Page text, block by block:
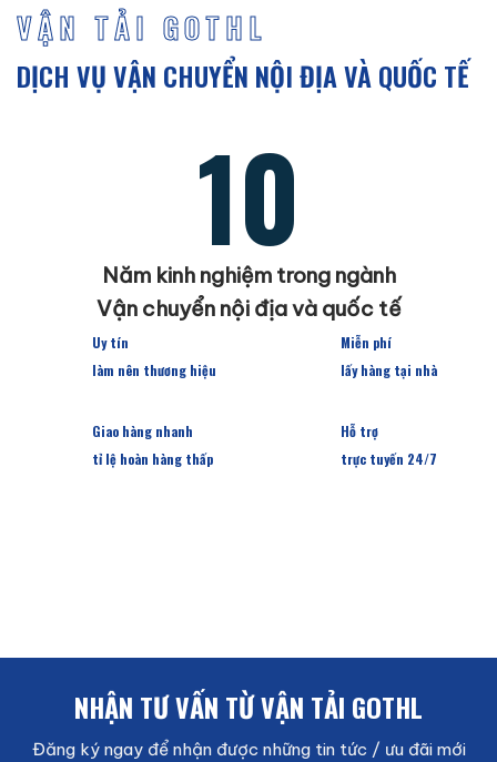
VẬN TẢI GOTHL
DỊCH VỤ VẬN CHUYỂN NỘI ĐỊA VÀ QUỐC TẾ
10
Năm kinh nghiệm trong ngành
Vận chuyển nội địa và quốc tế
Uy tín
làm nên thương hiệu
Miễn phí
lấy hàng tại nhà
Giao hàng nhanh
tỉ lệ hoàn hàng thấp
Hỗ trợ
trực tuyến 24/7
NHẬN TƯ VẤN TỪ VẬN TẢI GOTHL
Đăng ký ngay để nhận được những tin tức / ưu đãi mới